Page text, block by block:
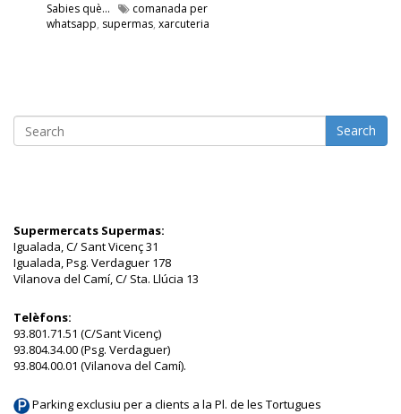
Sabies què...
comanada per
whatsapp, supermas, xarcuteria
Search
Supermercats Supermas:
Igualada, C/ Sant Vicenç 31
Igualada, Psg. Verdaguer 178
Vilanova del Camí, C/ Sta. Llúcia 13
Telèfons:
93.801.71.51 (C/Sant Vicenç)
93.804.34.00 (Psg. Verdaguer)
93.804.00.01 (Vilanova del Camí).
Parking exclusiu per a clients a la Pl. de les Tortugues